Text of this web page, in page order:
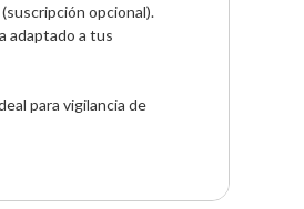
opcional).
adaptado a tus
para vigilancia de